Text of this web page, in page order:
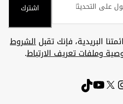
اشترك
البريدية، فإنك تقبلالشروط
وملفات تعريف الارتباط.